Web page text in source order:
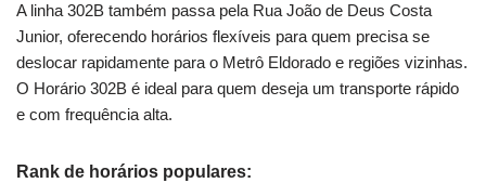
A linha 302B também passa pela Rua João de Deus Costa
Junior, oferecendo horários flexíveis para quem precisa se
deslocar rapidamente para o Metrô Eldorado e regiões vizinhas.
O Horário 302B é ideal para quem deseja um transporte rápido
e com frequência alta.
Rank de horários populares: